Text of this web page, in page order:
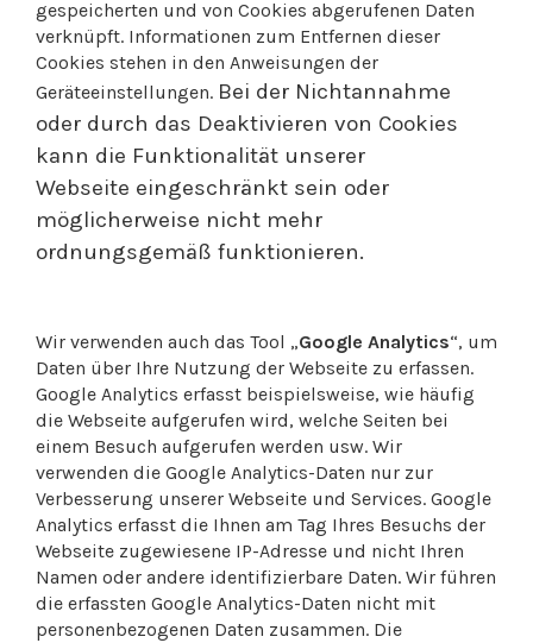
gespeicherten und von Cookies abgerufenen Daten
verknüpft. Informationen zum Entfernen dieser
Cookies stehen in den Anweisungen der
Geräteeinstellungen. Bei der Nichtannahme
oder durch das Deaktivieren von Cookies
kann die Funktionalität unserer
Webseite eingeschränkt sein oder
möglicherweise nicht mehr
ordnungsgemäß funktionieren.
Wir verwenden auch das Tool „Google Analytics“, um
Daten über Ihre Nutzung der Webseite zu erfassen.
Google Analytics erfasst beispielsweise, wie häufig
die Webseite aufgerufen wird, welche Seiten bei
einem Besuch aufgerufen werden usw. Wir
verwenden die Google Analytics-Daten nur zur
Verbesserung unserer Webseite und Services. Google
Analytics erfasst die Ihnen am Tag Ihres Besuchs der
Webseite zugewiesene IP-Adresse und nicht Ihren
Namen oder andere identifizierbare Daten. Wir führen
die erfassten Google Analytics-Daten nicht mit
personenbezogenen Daten zusammen. Die